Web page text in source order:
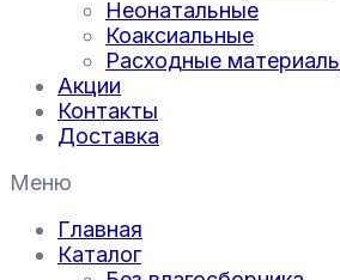
Неонатальные
Коаксиальные
Расходные
Акции
Контакты
Доставка
Меню
Главная
Каталог